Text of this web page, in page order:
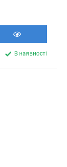
В наявності